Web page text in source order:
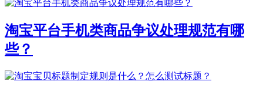
淘宝平台手机类商品争议处理规范有哪
些？